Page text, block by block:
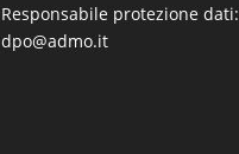
Responsabile protezione dati:
dpo@admo.it